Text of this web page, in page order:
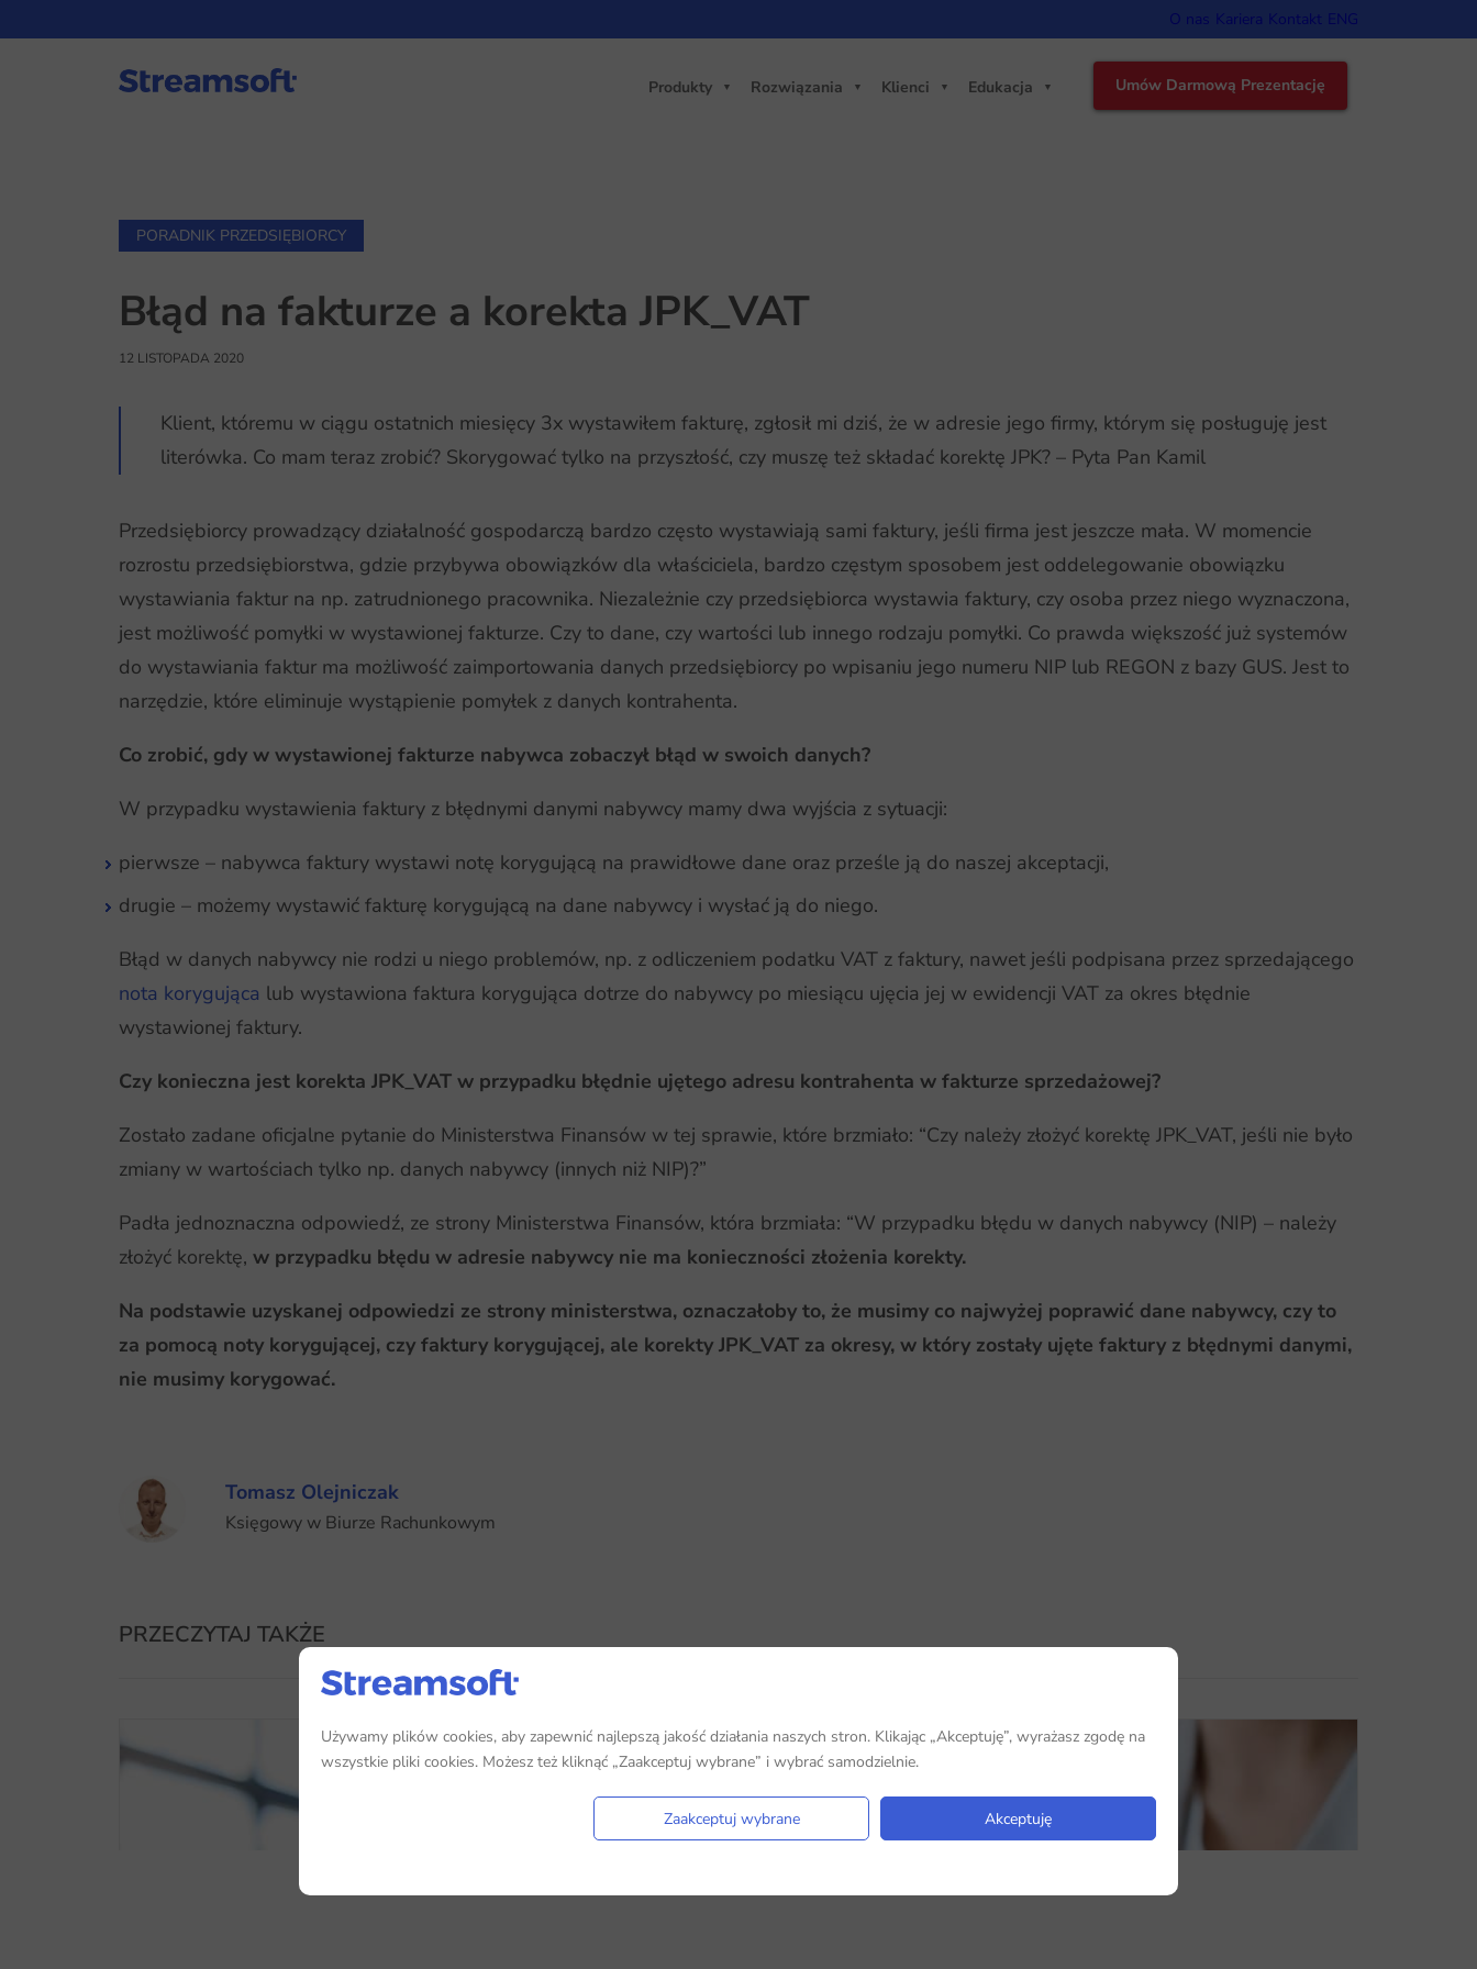
O nas Kariera Kontakt ENG
Produkty Rozwiązania Klienci Edukacja Umów Darmową Prezentację
PORADNIK PRZEDSIĘBIORCY
Błąd na fakturze a korekta JPK_VAT
12 LISTOPADA 2020
Klient, któremu w ciągu ostatnich miesięcy 3x wystawiłem fakturę, zgłosił mi dziś, że w adresie jego firmy, którym się posługuję jest
literówka. Co mam teraz zrobić? Skorygować tylko na przyszłość, czy muszę też składać korektę JPK? – Pyta Pan Kamil
Przedsiębiorcy prowadzący działalność gospodarczą bardzo często wystawiają sami faktury, jeśli firma jest jeszcze mała. W momencie
rozrostu przedsiębiorstwa, gdzie przybywa obowiązków dla właściciela, bardzo częstym sposobem jest oddelegowanie obowiązku
wystawiania faktur na np. zatrudnionego pracownika. Niezależnie czy przedsiębiorca wystawia faktury, czy osoba przez niego wyznaczona,
jest możliwość pomyłki w wystawionej fakturze. Czy to dane, czy wartości lub innego rodzaju pomyłki. Co prawda większość już systemów
do wystawiania faktur ma możliwość zaimportowania danych przedsiębiorcy po wpisaniu jego numeru NIP lub REGON z bazy GUS. Jest to
narzędzie, które eliminuje wystąpienie pomyłek z danych kontrahenta.
Co zrobić, gdy w wystawionej fakturze nabywca zobaczył błąd w swoich danych?
W przypadku wystawienia faktury z błędnymi danymi nabywcy mamy dwa wyjścia z sytuacji:
pierwsze – nabywca faktury wystawi notę korygującą na prawidłowe dane oraz prześle ją do naszej akceptacji,
drugie – możemy wystawić fakturę korygującą na dane nabywcy i wysłać ją do niego.
Błąd w danych nabywcy nie rodzi u niego problemów, np. z odliczeniem podatku VAT z faktury, nawet jeśli podpisana przez sprzedającego
nota korygująca lub wystawiona faktura korygująca dotrze do nabywcy po miesiącu ujęcia jej w ewidencji VAT za okres błędnie
wystawionej faktury.
Czy konieczna jest korekta JPK_VAT w przypadku błędnie ujętego adresu kontrahenta w fakturze sprzedażowej?
Zostało zadane oficjalne pytanie do Ministerstwa Finansów w tej sprawie, które brzmiało: “Czy należy złożyć korektę JPK_VAT, jeśli nie było
zmiany w wartościach tylko np. danych nabywcy (innych niż NIP)?”
Padła jednoznaczna odpowiedź, ze strony Ministerstwa Finansów, która brzmiała: “W przypadku błędu w danych nabywcy (NIP) – należy
złożyć korektę, w przypadku błędu w adresie nabywcy nie ma konieczności złożenia korekty.
Na podstawie uzyskanej odpowiedzi ze strony ministerstwa, oznaczałoby to, że musimy co najwyżej poprawić dane nabywcy, czy to
za pomocą noty korygującej, czy faktury korygującej, ale korekty JPK_VAT za okresy, w który zostały ujęte faktury z błędnymi danymi,
nie musimy korygować.
Tomasz Olejniczak
Księgowy w Biurze Rachunkowym
PRZECZYTAJ TAKŻE
Używamy plików cookies, aby zapewnić najlepszą jakość działania naszych stron. Klikając „Akceptuję”, wyrażasz zgodę na
wszystkie pliki cookies. Możesz też kliknąć „Zaakceptuj wybrane” i wybrać samodzielnie.
Zaakceptuj wybrane Akceptuję